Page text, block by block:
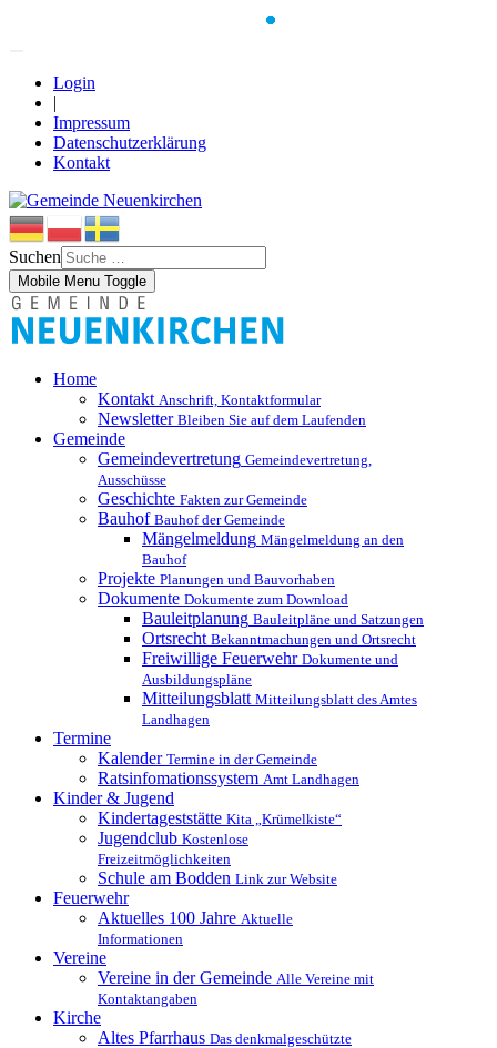
Login
|
Impressum
Datenschutzerklärung
Kontakt
Suchen
Mobile Menu Toggle
Home
Kontakt Anschrift, Kontaktformular
Newsletter Bleiben Sie auf dem Laufenden
Gemeinde
Gemeindevertretung Gemeindevertretung,
Ausschüsse
Geschichte Fakten zur Gemeinde
Bauhof Bauhof der Gemeinde
Mängelmeldung Mängelmeldung an den
Bauhof
Projekte Planungen und Bauvorhaben
Dokumente Dokumente zum Download
Bauleitplanung Bauleitpläne und Satzungen
Ortsrecht Bekanntmachungen und Ortsrecht
Freiwillige Feuerwehr Dokumente und
Ausbildungspläne
Mitteilungsblatt Mitteilungsblatt des Amtes
Landhagen
Termine
Kalender Termine in der Gemeinde
Ratsinfomationssystem Amt Landhagen
Kinder & Jugend
Kindertageststätte Kita „Krümelkiste“
Jugendclub Kostenlose
Freizeitmöglichkeiten
Schule am Bodden Link zur Website
Feuerwehr
Aktuelles 100 Jahre Aktuelle
Informationen
Vereine
Vereine in der Gemeinde Alle Vereine mit
Kontaktangaben
Kirche
Altes Pfarrhaus Das denkmalgeschützte